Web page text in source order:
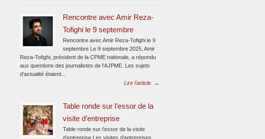
Rencontre avec Amir Reza-
Tofighi le 9 septembre
Rencontre avec Amir Reza-Tofighi le 9
septembre Le 9 septembre 2025, Amir
Reza-Tofighi, président de la CPME nationale, a répondu
aux questions des journalistes de l’AJPME. Les sujets
d’actualité étaient...
Lire l'article
→
Table ronde sur l’essor de la
visite d’entreprise
Table ronde sur l’essor de la visite
d’entreprise Les visites d’entreprises